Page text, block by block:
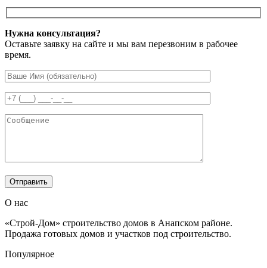
Нужна консультация?
Оставьте заявку на сайте и мы вам перезвоним в рабочее
время.
О нас
«Строй-Дом» строительство домов в Анапском районе.
Продажа готовых домов и участков под строительство.
Популярное